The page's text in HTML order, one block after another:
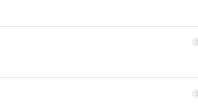
2
3